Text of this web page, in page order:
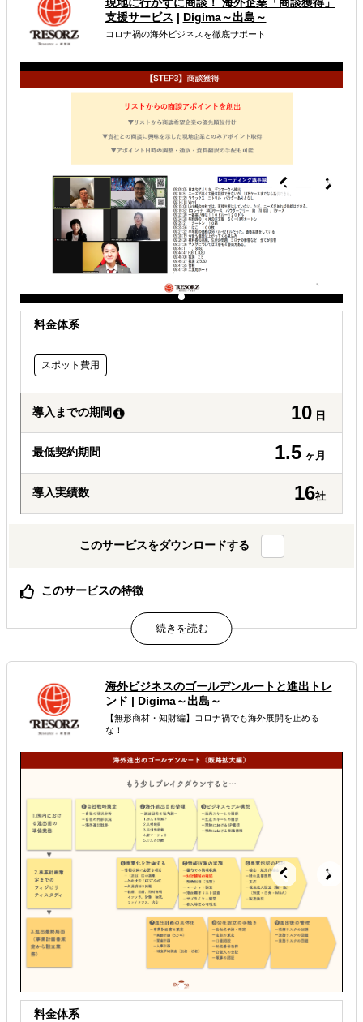
販路拡大（営業代行・販売代理店探し）
解決できる課題
自社事業に最適な進出形態を知りたい
自社商材に最適な販売方法を知りたい
自社商材の現地でのニーズを知りたい
現地に行かずに商談！ 海外企業「商談獲得」
支援サービス | Digima～出島～
コロナ禍の海外ビジネスを徹底サポート
料金体系
スポット費用
導入までの期間 10 日
最低契約期間 1.5 ヶ月
導入実績数 16社
このサービスをダウンロードする
このサービスの特徴
オンライン完結型海外ビジネス支援サービス！
海外視察 販路拡大（営業代行・販売代理店探し）
解決できる課題
オンラインで販路開拓したい
海外ビジネスのゴールデンルートと進出トレ
ンド | Digima～出島～
【無形商材・知財編】コロナ禍でも海外展開を止める
な！
料金体系